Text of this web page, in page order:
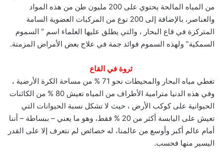
من المياه المالحة يحتوي على 200 مليون طن من هذه المواد
والعناصر، بالإضافة إلى 200 نوع من المركبات العضوية السامة
المتركزة في قاع البحار ، والتي يطلق عليها العلماء اسم ” السموم
السمكية” ولهذه السموم فوائد جمة في علاج بعض الأمراض المزمنة.
ثروة في القاع
تغطي مياه البحار والمحيطات نحو 71 % من مساحة الكرة الأرضية ،
وفي هذه الدنيا مترامية الأطراف من المياه تعيش 80 % من الكائنات
الحيوانية على كوكب الأرض ، حيث لا تشكل نسبة الحيوانات التي
تعيش على اليابسة أكثر من 20 % فقط، وهو ما يعني – ببساطة – أننا
أمام عالم أكبر وأوسع من عالمنا، له خصائص لم نتعرف إلا على القدر
اليسير منها فحسب.